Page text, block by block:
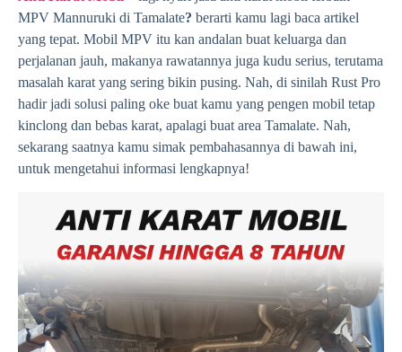
MPV Mannuruki di Tamalate? berarti kamu lagi baca artikel
yang tepat. Mobil MPV itu kan andalan buat keluarga dan
perjalanan jauh, makanya rawatannya juga kudu serius, terutama
masalah karat yang sering bikin pusing. Nah, di sinilah Rust Pro
hadir jadi solusi paling oke buat kamu yang pengen mobil tetap
kinclong dan bebas karat, apalagi buat area Tamalate. Nah,
sekarang saatnya kamu simak pembahasannya di bawah ini,
untuk mengetahui informasi lengkapnya!